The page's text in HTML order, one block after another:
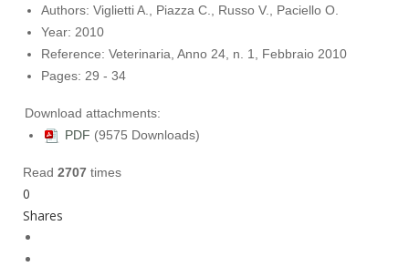
Authors: Viglietti A., Piazza C., Russo V., Paciello O.
Year: 2010
Reference: Veterinaria, Anno 24, n. 1, Febbraio 2010
Pages: 29 - 34
Download attachments:
PDF (9575 Downloads)
Read 2707 times
0
Shares